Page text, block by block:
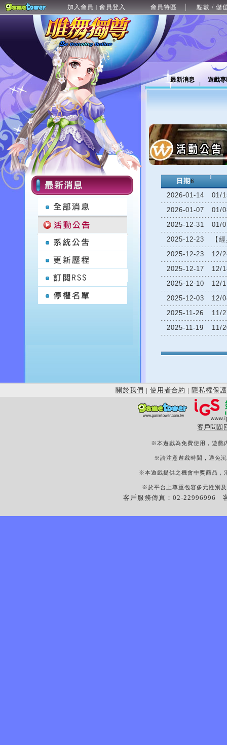
加入會員 | 會員登入 會員特區 點數 / 儲
最新消息 遊戲
日期 6
2026-01-14
01/
2026-01-07
01/
2025-12-31
01/
2025-12-23
【
2025-12-23
12/
2025-12-17
12/
2025-12-10
12/
2025-12-03
12/
2025-11-26
11/
2025-11-19
11/
關於我們 | 使用者合約 | 隱私權保護
客戶問題
※本遊戲為免費使用，遊戲
※請注意遊戲時間，避免
※本遊戲提供之機會中獎商品，
※於平台上尊重包容多元性別
客戶服務傳真：02-22996996